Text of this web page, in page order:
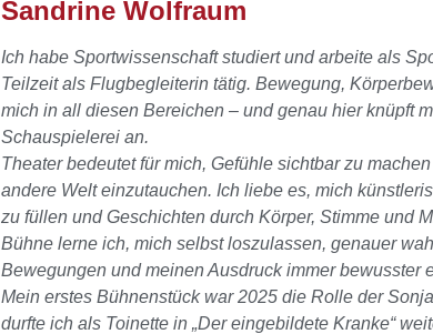
Sandrine Wolfraum
Ich habe Sportwissenschaft studiert und arbeite als
Teilzeit als Flugbegleiterin tätig. Bewegung,
mich in all diesen Bereichen – und genau hier knüpft
Schauspielerei an.
Theater bedeutet für mich, Gefühle sichtbar zu
andere Welt einzutauchen. Ich liebe es, mich
zu füllen und Geschichten durch Körper, Stimme und
Bühne lerne ich, mich selbst loszulassen, genauer
Bewegungen und meinen Ausdruck immer bewusster
Mein erstes Bühnenstück war 2025 die Rolle der
durfte ich als Toinette in „Der eingebildete Kranke“